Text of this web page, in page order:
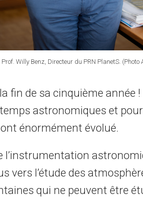
Prof. Willy Benz, Directeur du PRN PlanetS.
fin de sa cinquième année
astronomiques et
énormément évolué.
l’instrumentation
vers l’étude des
qui ne peuvent être